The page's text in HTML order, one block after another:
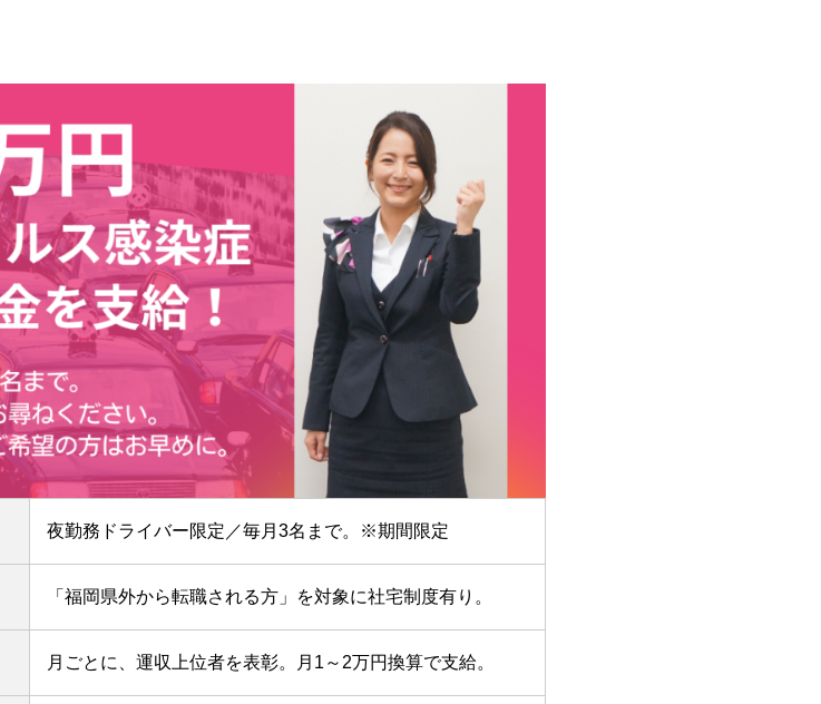
夜勤務ドライバー限定／毎月3名まで。※期間限定
「福岡県外から転職される方」を対象に社宅制度有り。
月ごとに、運収上位者を表彰。月1～2万円換算で支給。